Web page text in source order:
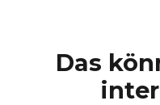
Das